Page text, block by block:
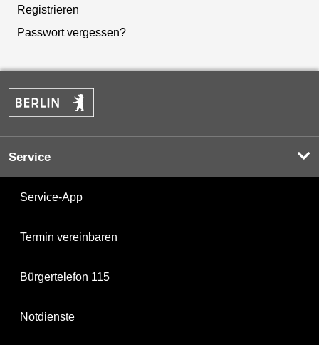
Registrieren
Passwort vergessen?
Service
Service-App
Termin vereinbaren
Bürgertelefon 115
Notdienste